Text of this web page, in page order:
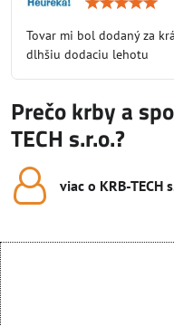
Tovar mi bol dodaný za
dlhšiu dodaciu lehotu
Prečo krby a
TECH s.r.o.?
viac o KRB-TECH